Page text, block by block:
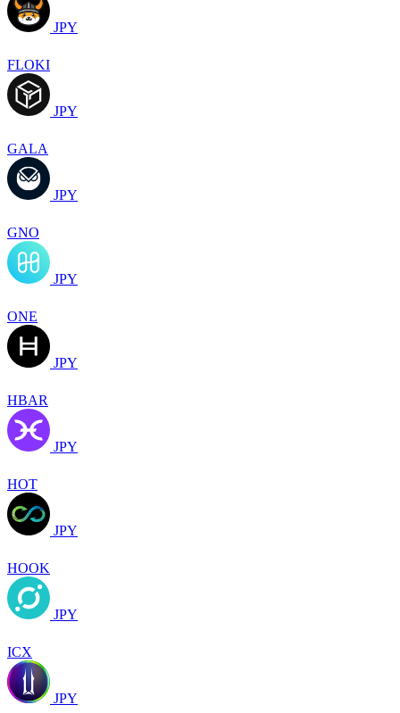
JPY
FLOKI
JPY
GALA
JPY
GNO
JPY
ONE
JPY
HBAR
JPY
HOT
JPY
HOOK
JPY
ICX
JPY